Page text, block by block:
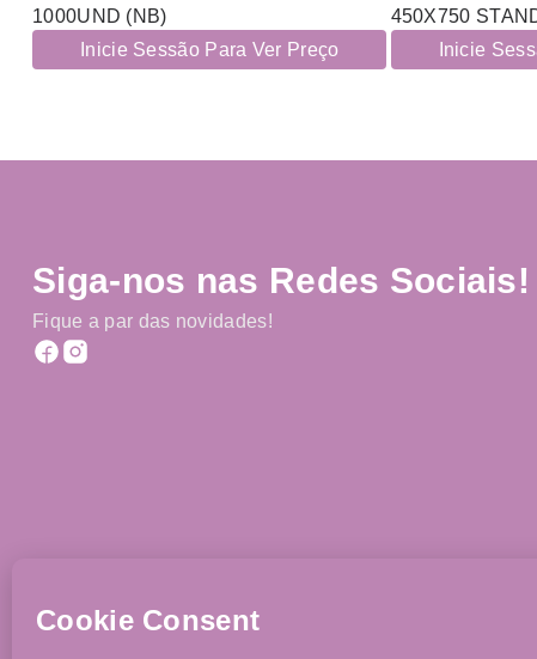
1000UND (NB)
Inicie Sessão Para Ver Preço
450X750
Inicie
Siga-nos nas Redes Sociais!
Fique a par das novidades!